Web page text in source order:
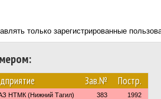
только зарегистрированные
Зав.№ Постр.
НТМК (Нижний Тагил) 383 1992